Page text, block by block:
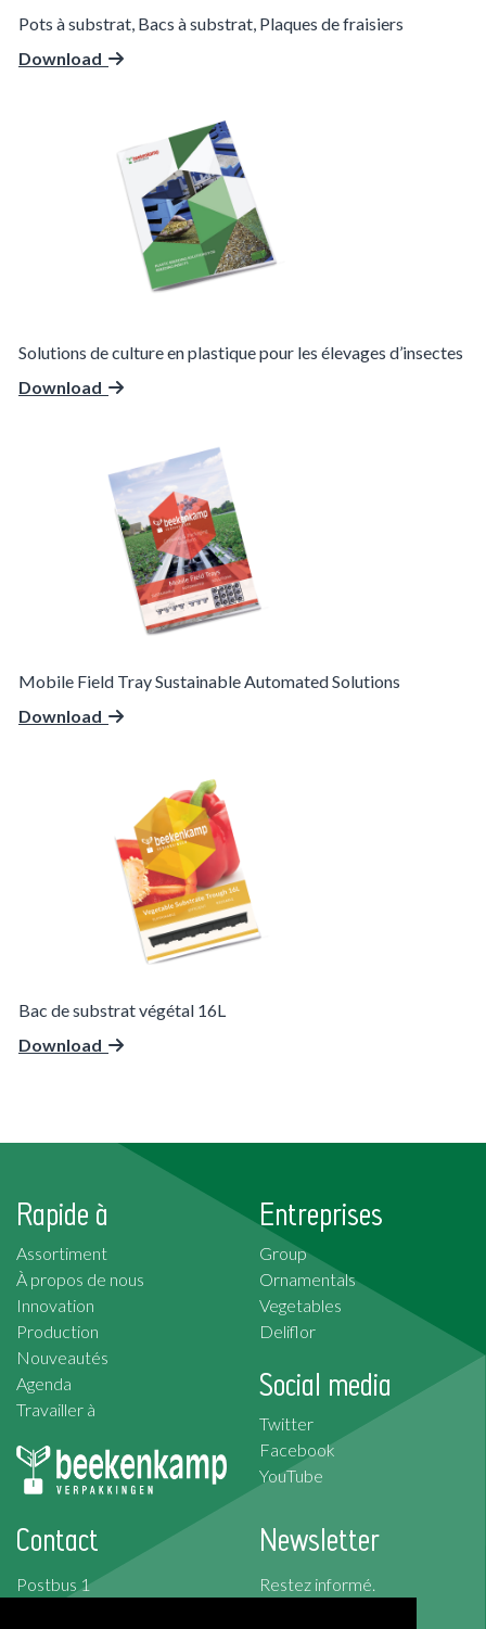
Pots à substrat, Bacs à substrat, Plaques de fraisiers
Download
Solutions de culture en plastique pour les élevages d’insectes
Download
Mobile Field Tray Sustainable Automated Solutions
Download
Bac de substrat végétal 16L
Download
Rapide à
Assortiment
À propos de nous
Innovation
Production
Nouveautés
Agenda
Travailler à
Entreprises
Group
Ornamentals
Vegetables
Deliflor
Social media
Twitter
Facebook
YouTube
Contact
Postbus 1
Newsletter
Restez informé.